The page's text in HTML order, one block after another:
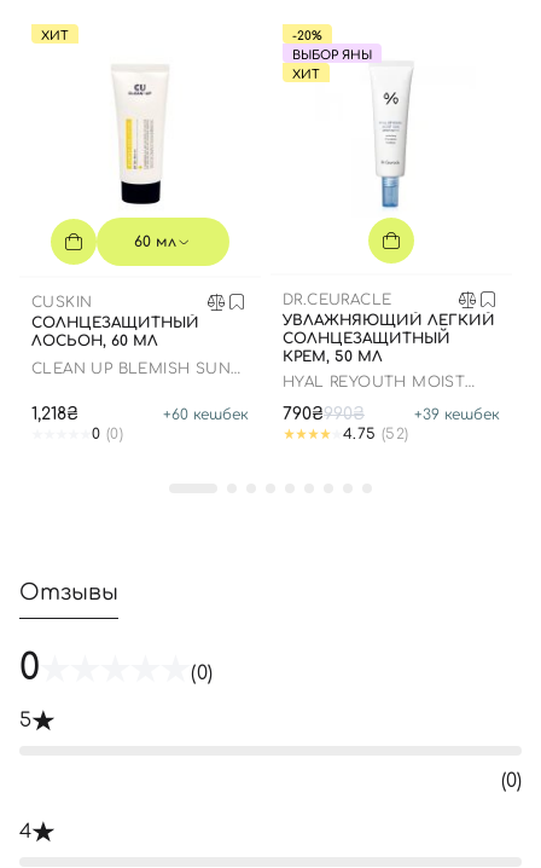
ХИТ
60 мл
CUSKIN
СОЛНЦЕЗАЩИТНЫЙ
ЛОСЬОН, 60 МЛ
CLEAN UP BLEMISH SUN
1,218₴ +60 кешбек
0 (0)
-20%
ВЫБОР ЯНЫ
ХИТ
DR.CEURACLE
УВЛАЖНЯЮЩИЙ ЛЕГКИЙ
СОЛНЦЕЗАЩИТНЫЙ
КРЕМ, 50 МЛ
HYAL REYOUTH MOIST
790₴990₴ +39 кешбек
4.75 (52)
Отзывы
0 (0)
5
(0)
4